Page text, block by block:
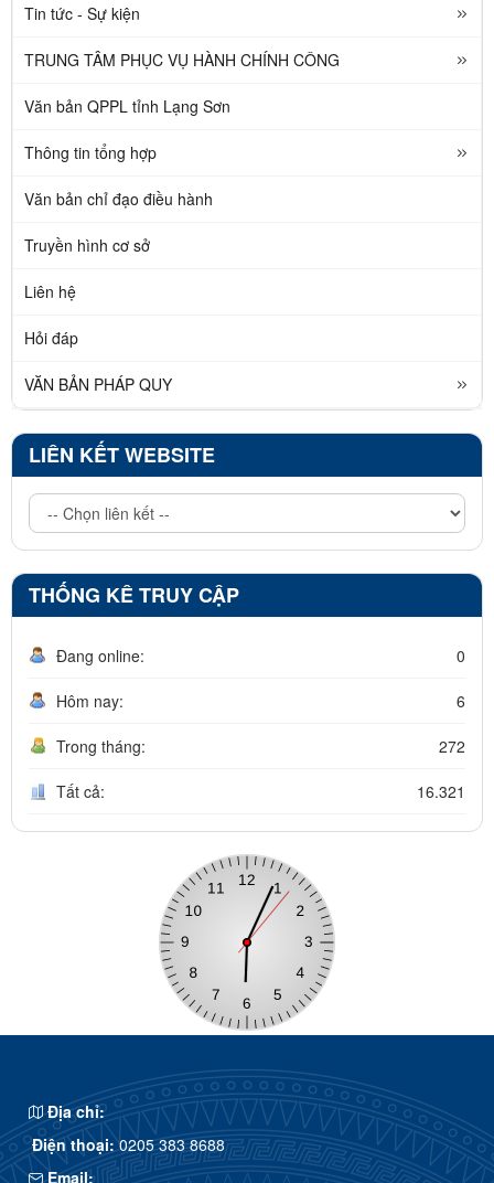
Tin tức - Sự kiện
TRUNG TÂM PHỤC VỤ HÀNH CHÍNH CÔNG
Văn bản QPPL tỉnh Lạng Sơn
Thông tin tổng hợp
Văn bản chỉ đạo điều hành
Truyền hình cơ sở
Liên hệ
Hỏi đáp
VĂN BẢN PHÁP QUY
LIÊN KẾT WEBSITE
THỐNG KÊ TRUY CẬP
Đang online: 0
Hôm nay: 6
Trong tháng: 272
Tất cả: 16.321
Địa chỉ:
Điện thoại:0205 383 8688
Email: